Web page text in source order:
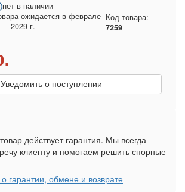
нет в наличии
ожидается в феврале
2029 г.
Код товара:
7259
Уведомить о поступлении
действует гарантия. Мы всегда
клиенту и помогаем решить спорные
гарантии, обмене и возврате